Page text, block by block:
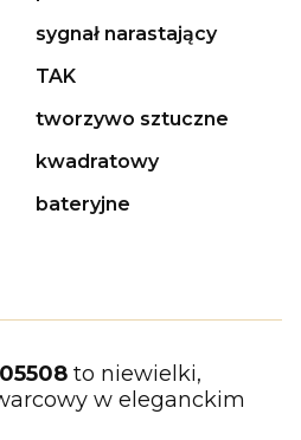
sygnał narastający
TAK
tworzywo sztuczne
kwadratowy
bateryjne
to niewielki,
w eleganckim